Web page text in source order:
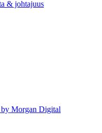
Morgan Digital